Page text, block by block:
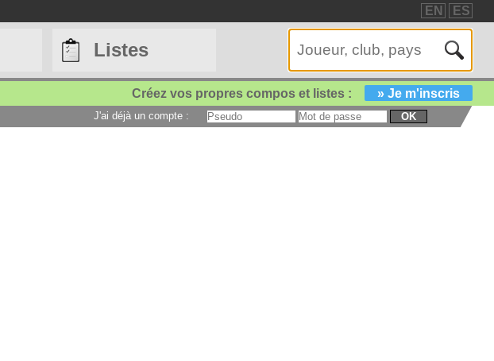
EN ES
Listes
Créez vos propres compos et listes : » Je m'inscris
J'ai déjà un compte : OK